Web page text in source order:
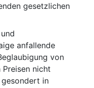
gesetzlichen
anfallende
von
nicht
gesondert in